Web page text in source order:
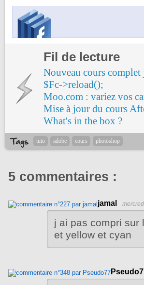
Fil de lecture
Nouveau cours
$Fc->reload();
Moo.com : variez vos
Mise à jour du cours
What's in the box ?
tuto adobe cours photoshop
5 commentaires :
jamal
j ai pas compri sur
et yellow et cyan